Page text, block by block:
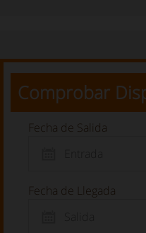
Comprobar
Fecha de Salida
Fecha de Llegada